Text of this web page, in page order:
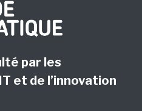
par les
et de l’innovation